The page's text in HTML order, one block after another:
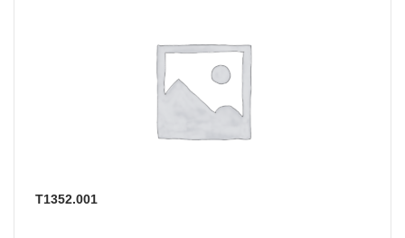
Т1352.001